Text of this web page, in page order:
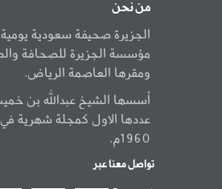
من نحن
الجزيرة صحيفة سعودية
مؤسسة الجزيرة للصحافة
ومقرها العاصمة الرياض.
أسسها الشيخ عبدالله بن
عددها الاول كمجلة شهرية في
1960م.
تواصل معنا عبر